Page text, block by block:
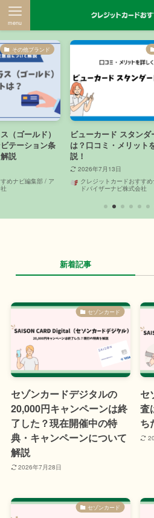
menu
その他ブランド
（ゴールド）
テーション条
説
めナビ編集部 / ア
ビューカード スタンダ
は？口コミ・メリット
説！
2026年7月13日
クレジットカードおすす
ドバイザーナビ株式会社
新着記事
セゾンカード
セゾンカードデジタルの
20,000円キャンペーンは終
了した？現在開催中の特
典・キャンペーンについて
解説
2026年7月28日
セ
査
ち
セゾンカード